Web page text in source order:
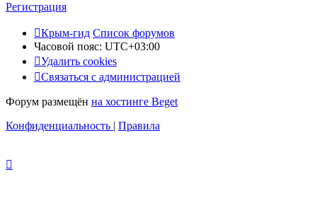
Регистрация
Крым-гид Список форумов
Часовой пояс: UTC+03:00
Удалить cookies
Связаться с администрацией
Форум размещён на хостинге Beget
Конфиденциальность | Правила